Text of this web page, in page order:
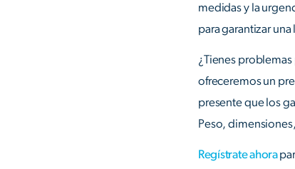
medidas y la
para garantizar
¿Tienes
ofreceremos un
presente que los
Peso,
Regístrate ahora